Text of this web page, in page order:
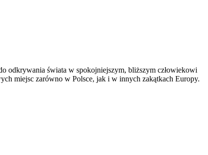
odkrywania świata w spokojniejszym, bliższym człowiekowi
miejsc zarówno w Polsce, jak i w innych zakątkach Europy.